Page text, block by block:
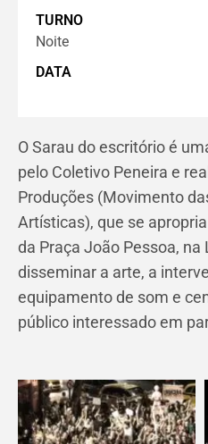
O Sarau do escritório é
pelo Coletivo Peneira e
Produções (Movimento
Artísticas), que se
da Praça João Pessoa,
disseminar a arte, a
equipamento de som e
público interessado em
TURNO
Noite
DATA